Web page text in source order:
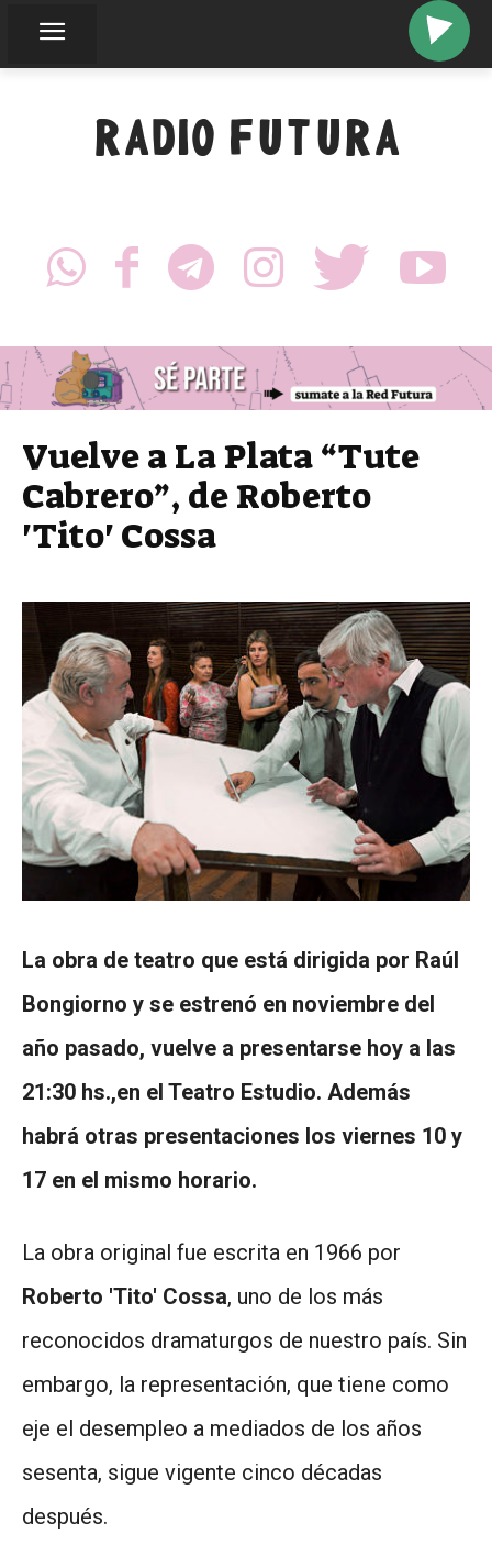
RADIO FUTURA
Vuelve a La Plata “Tute
Cabrero”, de Roberto
'Tito' Cossa
La obra de teatro que está dirigida por Raúl
Bongiorno y se estrenó en noviembre del
año pasado, vuelve a presentarse hoy a las
21:30 hs.,en el Teatro Estudio. Además
habrá otras presentaciones los viernes 10 y
17 en el mismo horario.
La obra original fue escrita en 1966 por
Roberto 'Tito' Cossa, uno de los más
reconocidos dramaturgos de nuestro país. Sin
embargo, la representación, que tiene como
eje el desempleo a mediados de los años
sesenta, sigue vigente cinco décadas
después.